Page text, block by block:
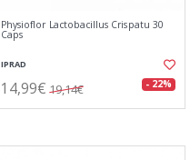
Physioflor Lactobacillus Crispatu 30
Caps
IPRAD
14,99€ 19,14€ - 22%